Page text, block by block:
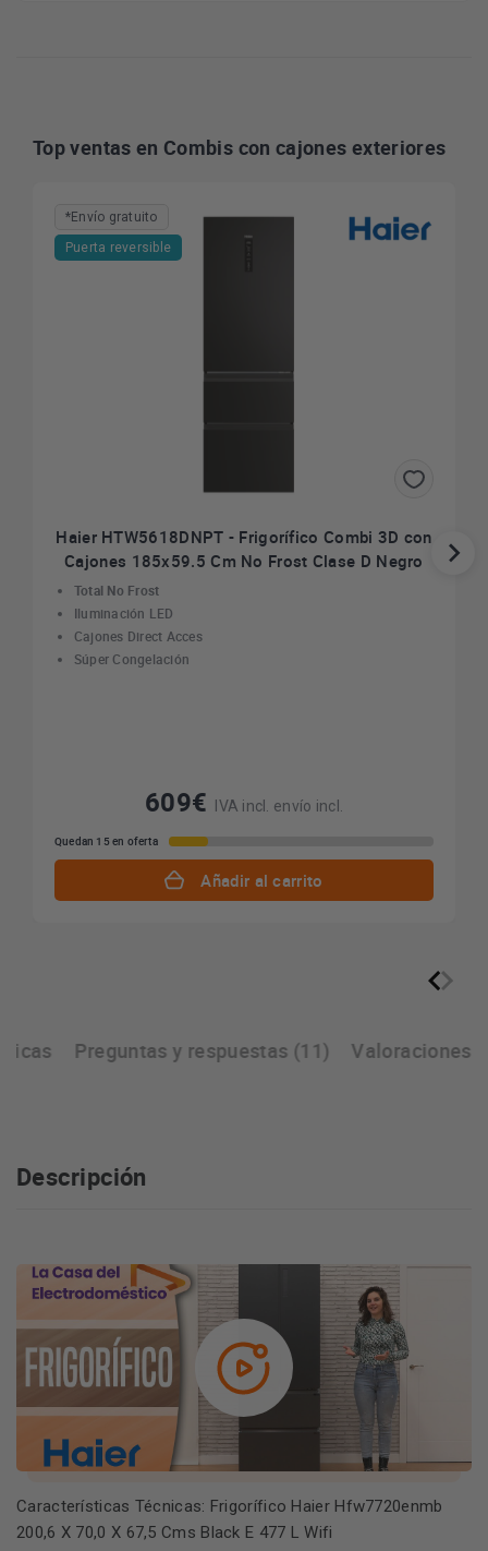
Top ventas en Combis con cajones exteriores
*Envío gratuito
Puerta reversible
Haier HTW5618DNPT - Frigorífico Combi 3D con
Cajones 185x59.5 Cm No Frost Clase D Negro
Total No Frost
Iluminación LED
Cajones Direct Acces
Súper Congelación
609€ IVA incl. envío incl.
Quedan 15 en oferta
Añadir al carrito
Preguntas y respuestas (11) Valoraciones
Descripción
Características Técnicas: Frigorífico Haier Hfw7720enmb
200,6 X 70,0 X 67,5 Cms Black E 477 L Wifi